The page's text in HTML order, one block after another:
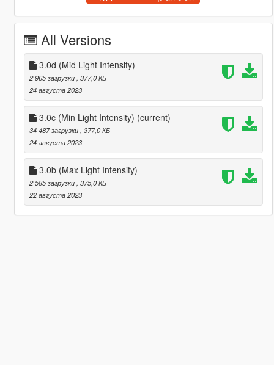
All Versions
3.0d (Mid Light Intensity)
2 965 загрузки , 377,0 КБ
24 августа 2023
3.0c (Min Light Intensity) (current)
34 487 загрузки , 377,0 КБ
24 августа 2023
3.0b (Max Light Intensity)
2 585 загрузки , 375,0 КБ
22 августа 2023